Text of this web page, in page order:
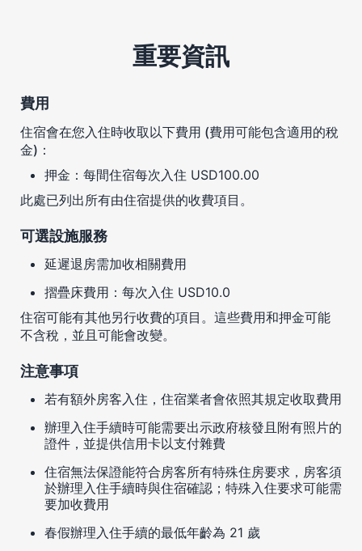
重要資訊
費用
住宿會在您入住時收取以下費用 (費用可能包含適用的稅
金)：
押金：每間住宿每次入住 USD100.00
此處已列出所有由住宿提供的收費項目。
可選設施服務
延遲退房需加收相關費用
摺疊床費用：每次入住 USD10.0
住宿可能有其他另行收費的項目。這些費用和押金可能
不含稅，並且可能會改變。
注意事項
若有額外房客入住，住宿業者會依照其規定收取費用
辦理入住手續時可能需要出示政府核發且附有照片的
證件，並提供信用卡以支付雜費
住宿無法保證能符合房客所有特殊住房要求，房客須
於辦理入住手續時與住宿確認；特殊入住要求可能需
要加收費用
春假辦理入住手續的最低年齡為 21 歲